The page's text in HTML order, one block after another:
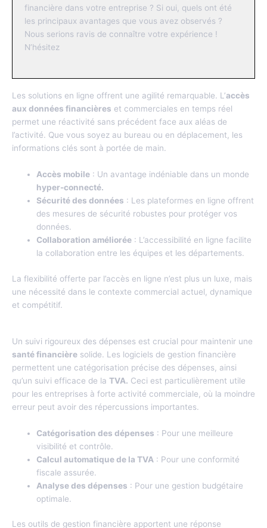
financière dans votre entreprise ? Si oui, quels ont été
les principaux avantages que vous avez observés ?
Nous serions ravis de connaître votre expérience !
N’hésitez
Les solutions en ligne offrent une agilité remarquable. L’accès
aux données financières et commerciales en temps réel
permet une réactivité sans précédent face aux aléas de
l’activité. Que vous soyez au bureau ou en déplacement, les
informations clés sont à portée de main.
Accès mobile : Un avantage indéniable dans un monde
hyper-connecté.
Sécurité des données : Les plateformes en ligne offrent
des mesures de sécurité robustes pour protéger vos
données.
Collaboration améliorée : L’accessibilité en ligne facilite
la collaboration entre les équipes et les départements.
La flexibilité offerte par l’accès en ligne n’est plus un luxe, mais
une nécessité dans le contexte commercial actuel, dynamique
et compétitif.
Un suivi rigoureux des dépenses est crucial pour maintenir une
santé financière solide. Les logiciels de gestion financière
permettent une catégorisation précise des dépenses, ainsi
qu’un suivi efficace de la TVA. Ceci est particulièrement utile
pour les entreprises à forte activité commerciale, où la moindre
erreur peut avoir des répercussions importantes.
Catégorisation des dépenses : Pour une meilleure
visibilité et contrôle.
Calcul automatique de la TVA : Pour une conformité
fiscale assurée.
Analyse des dépenses : Pour une gestion budgétaire
optimale.
Les outils de gestion financière apportent une réponse